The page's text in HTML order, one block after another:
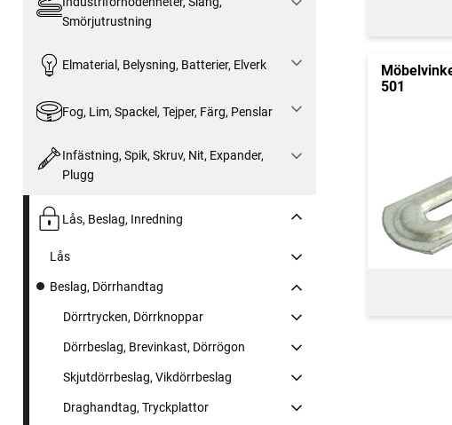
Smörjutrustning
Elmaterial, Belysning, Batterier, Elverk
Fog, Lim, Spackel, Tejper, Färg, Penslar
Infästning, Spik, Skruv, Nit, Expander,
Plugg
Lås, Beslag, Inredning
Lås
Beslag, Dörrhandtag
Dörrtrycken, Dörrknoppar
Dörrbeslag, Brevinkast, Dörrögon
Skjutdörrbeslag, Vikdörrbeslag
Draghandtag, Tryckplattor
501